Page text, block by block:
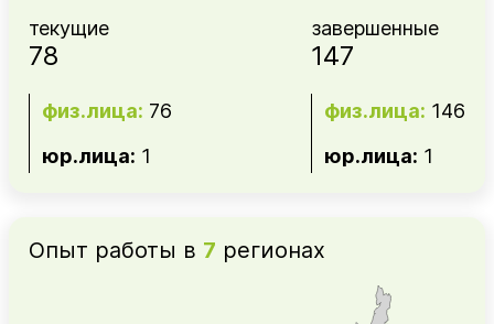
текущие
78
физ.лица: 76
юр.лица: 1
завершенные
147
физ.лица: 146
юр.лица: 1
Опыт работы в 7 регионах